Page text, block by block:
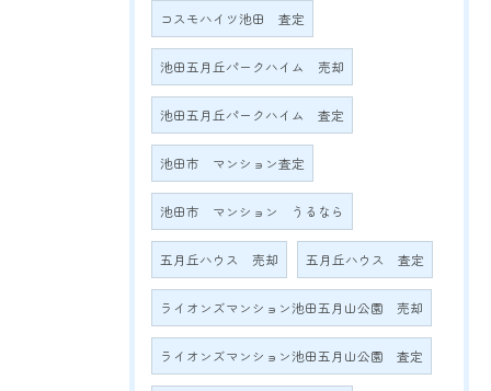
コスモハイツ池田 査定
池田五月丘パークハイム 売却
池田五月丘パークハイム 査定
池田市 マンション査定
池田市 マンション うるなら
五月丘ハウス 売却 五月丘ハウス 査定
ライオンズマンション池田五月山公園 売却
ライオンズマンション池田五月山公園 査定